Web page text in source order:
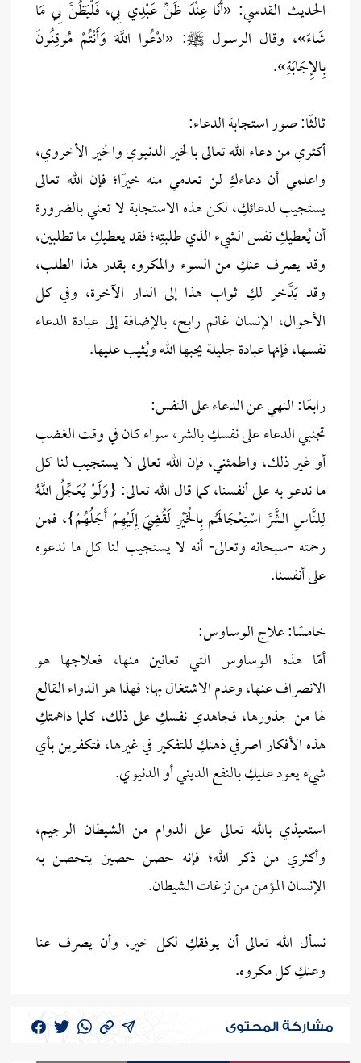
الحديث القدسي: «أَنَا عِنْدَ ظَنِّ عَبْدِي بِي، فَلْيَظُنَّ بِي مَا
شَاءَ»، وقال الرسول ﷺ: «ادْعُوا اللَّهَ وَأَنْتُمْ مُوقِنُونَ
بِالإِجَابَةِ».
ثالثًا: صور استجابة الدعاء:
أكثري من دعاء الله تعالى بالخير الدنيوي والخير الأخروي،
واعلمي أن دعاءكِ لن تعدمي منه خيرًا؛ فإن الله تعالى
يستجيب لدعائكِ، لكن هذه الاستجابة لا تعني بالضرورة
أن يُعطيكِ نفس الشيء الذي طلبتِه؛ فقد يعطيكِ ما تطلبين،
وقد يصرف عنكِ من السوء والمكروه بقدر هذا الطلب،
وقد يَدَّخر لكِ ثواب هذا إلى الدار الآخرة، وفي كل
الأحوال، الإنسان غانم رابح، بالإضافة إلى عبادة الدعاء
نفسها، فإنها عبادة جليلة يحبها الله ويُثيب عليها.
رابعًا: النهي عن الدعاء على النفس:
تجنبي الدعاء على نفسكِ بالشر، سواء كان في وقت الغضب
أو غير ذلك، واطمئني، فإن الله تعالى لا يستجيب لنا كل
ما ندعو به على أنفسنا، كما قال الله تعالى: {وَلَوْ يُعَجِّلُ اللَّهُ
لِلنَّاسِ الشَّرَّ اسْتِعْجَالَهُم بِالْخَيْرِ لَقُضِيَ إِلَيْهِمْ أَجَلُهُمْ}، فمن
رحمته -سبحانه وتعالى- أنه لا يستجيب لنا كل ما ندعوه
على أنفسنا.
خامسًا: علاج الوساوس:
أمّا هذه الوساوس التي تعانين منها، فعلاجها هو
الانصراف عنها، وعدم الاشتغال بها؛ فهذا هو الدواء القالع
لها من جذورها، فجاهدي نفسكِ على ذلك، كلما داهمتكِ
هذه الأفكار اصرفي ذهنكِ للتفكير في غيرها، فتكفرين بأي
شيء يعود عليكِ بالنفع الديني أو الدنيوي.
استعيذي بالله تعالى على الدوام من الشيطان الرجيم،
وأكثري من ذكر الله؛ فإنه حصن حصين يتحصن به
الإنسان المؤمن من نزغات الشيطان.
نسأل الله تعالى أن يوفقكِ لكل خير، وأن يصرف عنا
وعنكِ كل مكروه.
مشاركة المحتوى